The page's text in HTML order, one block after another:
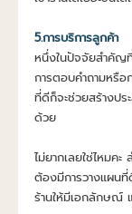
5.การบริการลูกค้า
หนึ่งในปัจจัยสำคัญที่
การตอบคำถามหรือ
ที่ดีก็จะช่วยสร้างป
ด้วย
ไม่ยากเลยใช่ไหมค
ต้องมีการวางแผนที่
ร้านให้มีเอกลักษณ์